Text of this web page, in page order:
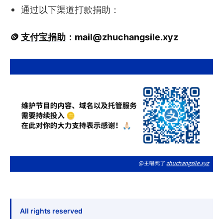
通过以下渠道打款捐助：
🪙 支付宝捐助 ： mail@zhuchangsile.xyz
All rights reserved